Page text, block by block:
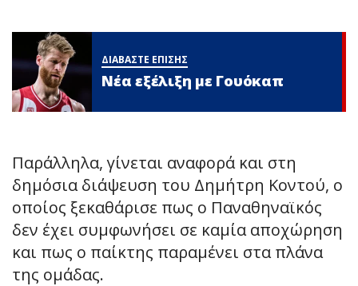
ΔΙΑΒΑΣΤΕ ΕΠΙΣΗΣ
Νέα εξέλιξη με Γουόκαπ
Παράλληλα, γίνεται αναφορά και στη
δημόσια διάψευση του Δημήτρη Κοντού, ο
οποίος ξεκαθάρισε πως ο Παναθηναϊκός
δεν έχει συμφωνήσει σε καμία αποχώρηση
και πως ο παίκτης παραμένει στα πλάνα
της ομάδας.